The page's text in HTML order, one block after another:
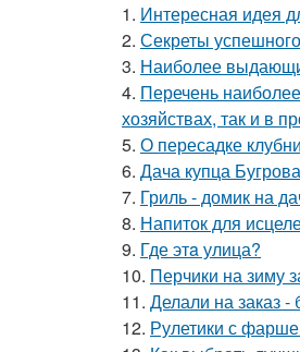
1. Интересная идея
2. Секреты
3. Наиболее
4. Перечень
хозяйствах, так и в
5. О пересадке
6. Дача купца
7. Гриль - домик на
8. Напиток для
9. Где этa улица?
10. Перчики на зиму
11. Делали на заказ -
12. Рулетики с